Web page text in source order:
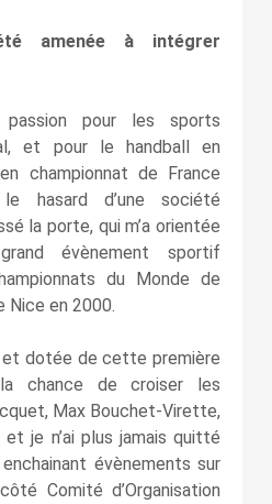
amenée à intégrer
pour les sports
et pour le handball en
championnat de France
le hasard d’une société
la porte, qui m’a orientée
évènement sportif
du Monde de
Nice en 2000.
dotée de cette première
chance de croiser les
Max Bouchet-Virette,
je n’ai plus jamais quitté
évènements sur
Comité d’Organisation